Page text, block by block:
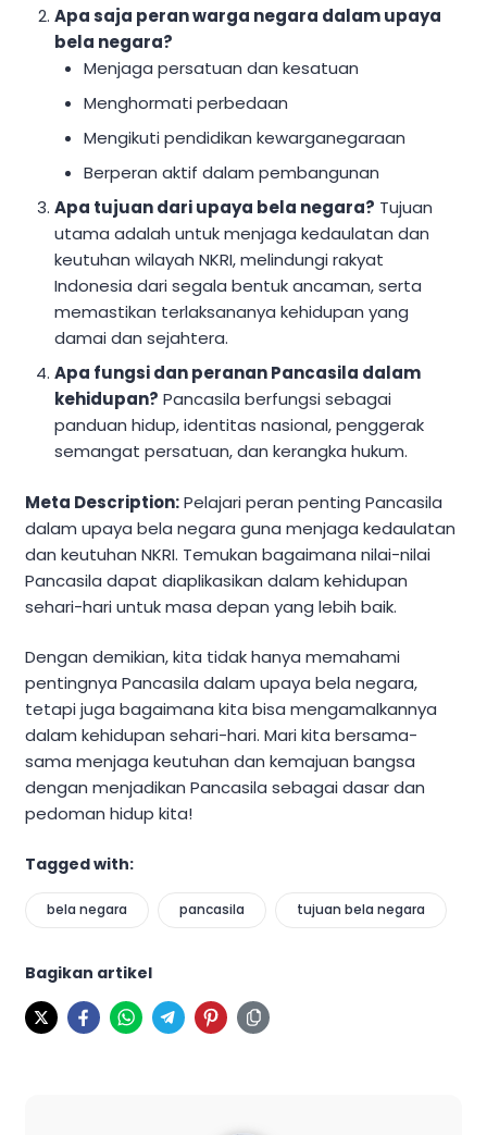
Apa saja peran warga negara dalam upaya
bela negara?
Menjaga persatuan dan kesatuan
Menghormati perbedaan
Mengikuti pendidikan kewarganegaraan
Berperan aktif dalam pembangunan
Apa tujuan dari upaya bela negara? Tujuan
utama adalah untuk menjaga kedaulatan dan
keutuhan wilayah NKRI, melindungi rakyat
Indonesia dari segala bentuk ancaman, serta
memastikan terlaksananya kehidupan yang
damai dan sejahtera.
Apa fungsi dan peranan Pancasila dalam
kehidupan? Pancasila berfungsi sebagai
panduan hidup, identitas nasional, penggerak
semangat persatuan, dan kerangka hukum.
Meta Description:Pelajari peran penting Pancasila
dalam upaya bela negara guna menjaga kedaulatan
dan keutuhan NKRI. Temukan bagaimana nilai-nilai
Pancasila dapat diaplikasikan dalam kehidupan
sehari-hari untuk masa depan yang lebih baik.
Dengan demikian, kita tidak hanya memahami
pentingnya Pancasila dalam upaya bela negara,
tetapi juga bagaimana kita bisa mengamalkannya
dalam kehidupan sehari-hari. Mari kita bersama-
sama menjaga keutuhan dan kemajuan bangsa
dengan menjadikan Pancasila sebagai dasar dan
pedoman hidup kita!
Tagged with:
bela negara pancasila tujuan bela negara
Bagikan artikel